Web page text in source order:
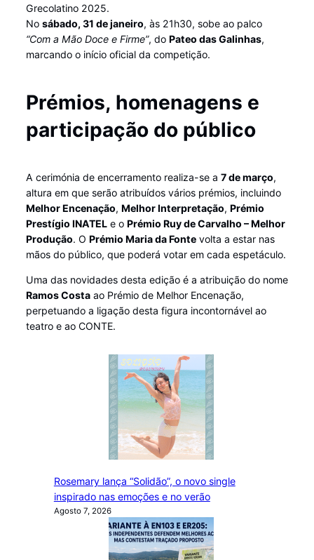
Grecolatino 2025.
No sábado, 31 de janeiro, às 21h30, sobe ao palco
“Com a Mão Doce e Firme”, do Pateo das Galinhas,
marcando o início oficial da competição.
Prémios, homenagens e
participação do público
A cerimónia de encerramento realiza-se a 7 de março,
altura em que serão atribuídos vários prémios, incluindo
Melhor Encenação, Melhor Interpretação, Prémio
Prestígio INATELe o Prémio Ruy de Carvalho – Melhor
Produção. O Prémio Maria da Fontevolta a estar nas
mãos do público, que poderá votar em cada espetáculo.
Uma das novidades desta edição é a atribuição do nome
Ramos Costaao Prémio de Melhor Encenação,
perpetuando a ligação desta figura incontornável ao
teatro e ao CONTE.
Rosemary lança “Solidão”, o novo single
inspirado nas emoções e no verão
Agosto 7, 2026